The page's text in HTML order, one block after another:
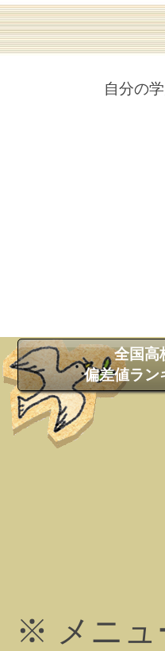
自分の
全国高
偏差値ラン
※ メニュ